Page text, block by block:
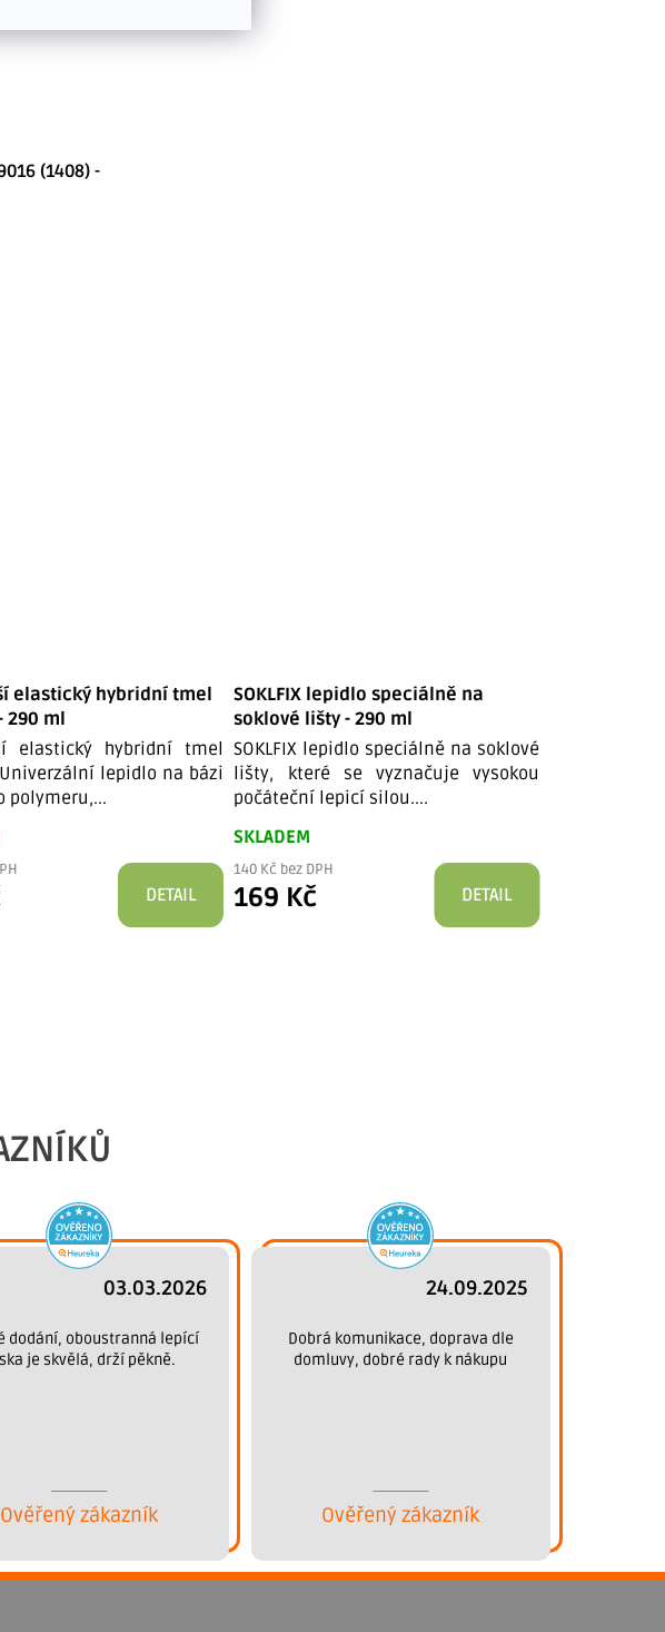
(1408) -
SOKLFIX lepidlo speciálně na
soklové lišty - 290 ml
SOKLFIX lepidlo speciálně na soklové
lišty, které se vyznačuje vysokou
počáteční lepicí silou....
SKLADEM
140 Kč bez DPH
169 Kč DETAIL
elastický hybridní tmel
290 ml
elastický hybridní tmel
Univerzální lepidlo na bázi
polymeru,...
DETAIL
03.03.2026
dodání, oboustranná lepící
je skvělá, drží pěkně.
Ověřený zákazník
24.09.2025
Dobrá komunikace, doprava dle
domluvy, dobré rady k nákupu
Ověřený zákazník